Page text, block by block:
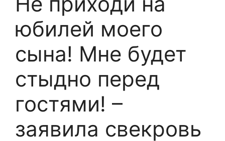
юбилей моего
сына! Мне будет
стыдно перед
гостями! –
заявила свекровь